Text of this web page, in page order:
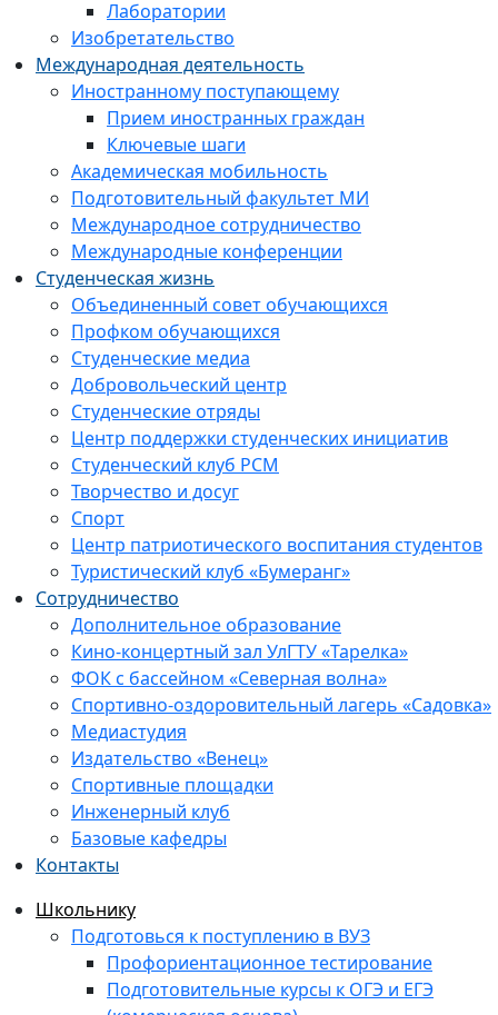
Лаборатории
Изобретательство
Международная деятельность
Иностранному поступающему
Прием иностранных граждан
Ключевые шаги
Академическая мобильность
Подготовительный факультет МИ
Международное сотрудничество
Международные конференции
Студенческая жизнь
Объединенный совет обучающихся
Профком обучающихся
Студенческие медиа
Добровольческий центр
Студенческие отряды
Центр поддержки студенческих инициатив
Студенческий клуб РСМ
Творчество и досуг
Спорт
Центр патриотического воспитания студентов
Туристический клуб «Бумеранг»
Сотрудничество
Дополнительное образование
Кино-концертный зал УлГТУ «Тарелка»
ФОК с бассейном «Северная волна»
Спортивно-оздоровительный лагерь «Садовка»
Медиастудия
Издательство «Венец»
Спортивные площадки
Инженерный клуб
Базовые кафедры
Контакты
Школьнику
Подготовься к поступлению в ВУЗ
Профориентационное тестирование
Подготовительные курсы к ОГЭ и ЕГЭ